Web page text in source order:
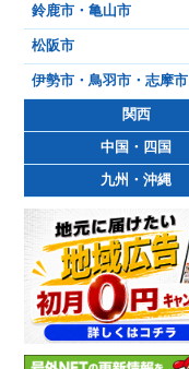
鈴鹿市・亀山市
松阪市
伊勢市・鳥羽市・志摩市
関西
中国・四国
九州・沖縄